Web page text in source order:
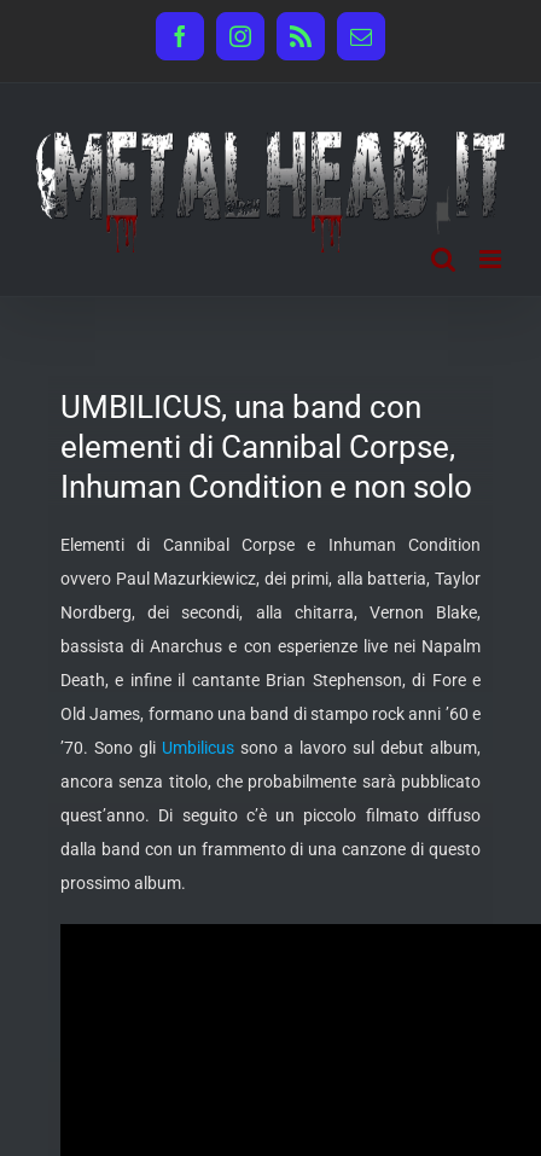
FacebookInstagram
Rss Email
UMBILICUS, una band con
elementi di Cannibal Corpse,
Inhuman Condition e non solo
Elementi di Cannibal Corpse e Inhuman Condition
ovvero Paul Mazurkiewicz, dei primi, alla batteria, Taylor
Nordberg, dei secondi, alla chitarra, Vernon Blake,
bassista di Anarchus e con esperienze live nei Napalm
Death, e infine il cantante Brian Stephenson, di Fore e
Old James, formano una band di stampo rock anni ’60 e
’70. Sono gli Umbilicus sono a lavoro sul debut album,
ancora senza titolo, che probabilmente sarà pubblicato
quest’anno. Di seguito c’è un piccolo filmato diffuso
dalla band con un frammento di una canzone di questo
prossimo album.